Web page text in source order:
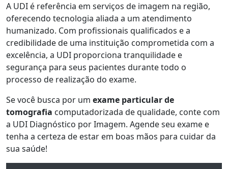
A UDI é referência em serviços de imagem na região,
oferecendo tecnologia aliada a um atendimento
humanizado. Com profissionais qualificados e a
credibilidade de uma instituição comprometida com a
excelência, a UDI proporciona tranquilidade e
segurança para seus pacientes durante todo o
processo de realização do exame.
Se você busca por um exame particular de
tomografia computadorizada de qualidade, conte com
a UDI Diagnóstico por Imagem. Agende seu exame e
tenha a certeza de estar em boas mãos para cuidar da
sua saúde!